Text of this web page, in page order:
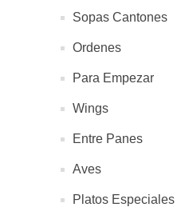
Sopas Cantones
Ordenes
Para Empezar
Wings
Entre Panes
Aves
Platos Especiales